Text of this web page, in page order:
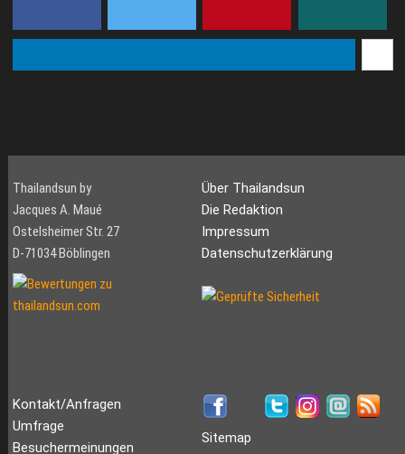
erforderlich. Jedoch ist e...
Thailandsun by
Jacques A. Maué
Ostelsheimer Str. 27
D-71034 Böblingen
Über Thailandsun
Die Redaktion
Impressum
Datenschutzerklärung
Kontakt/Anfragen
Umfrage
Besuchermeinungen
Sitemap